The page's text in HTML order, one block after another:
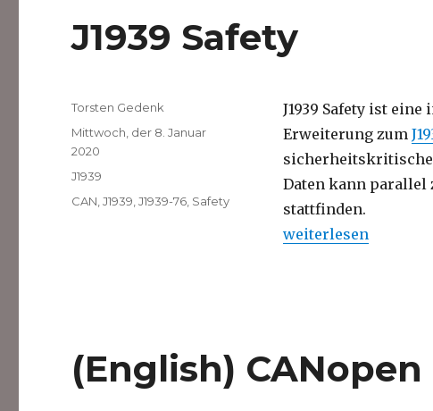
J1939 Safety
J1939 Safety ist eine
Erweiterung zum
Daten kann parallel
stattfinden.
„J1939 Safety“
weiterlesen
Autor
Torsten Gedenk
Veröffentlicht
am
Mittwoch, der 8. Januar
2020
Kategorien
J1939
Schlagwörter
CAN ,J1939 ,J1939-76 Safety
(English)